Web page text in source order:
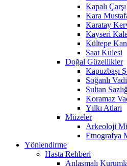
Kapalı Çarşı
Kara
Karatay
Kayseri
Kültepe
Saat Kulesi
Doğal Güzellikler
Kapuzbaşı
Soğanlı
Sultan
Koramaz
Yılkı Atları
Müzeler
Arkeoloji
Etnografya
Yönlendirme
Hasta Rehberi
Anlaşmalı